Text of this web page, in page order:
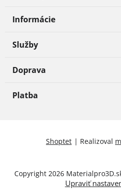
Informácie
Služby
Doprava
Platba
Shoptet | Realizoval
Copyright 2026
Upraviť